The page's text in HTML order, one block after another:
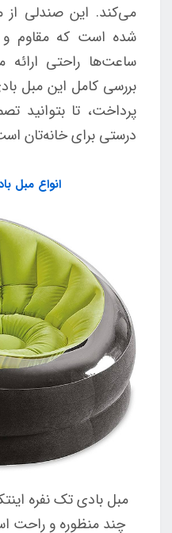
می‌کند. این صندلی از
شده است که مقاوم و
ساعت‌ها راحتی ارائه
بررسی کامل این مبل
پرداخت، تا بتوانید
درستی برای خانه‌تان
انواع مبل
چند منظوره و راحت